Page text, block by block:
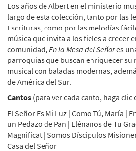
Los años de Albert en el ministerio
largo de esta colección, tanto por las
Escrituras, como por las melodías
música que invita a los fieles a crecer
comunidad, En la Mesa del Señores
parroquias que buscan enriquecer
musical con baladas modernas,
de América del Sur.
Cantos (para ver cada canto, haga clic
El Señor Es Mi Luz | Como Tú, María |
un Pedazo de Pan | Llénanos de Tu
Magnificat | Somos Díscipulos
Casa del Señor